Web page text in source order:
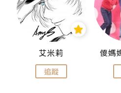
艾米莉
追蹤